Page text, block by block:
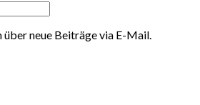
neue Beiträge via E-Mail.